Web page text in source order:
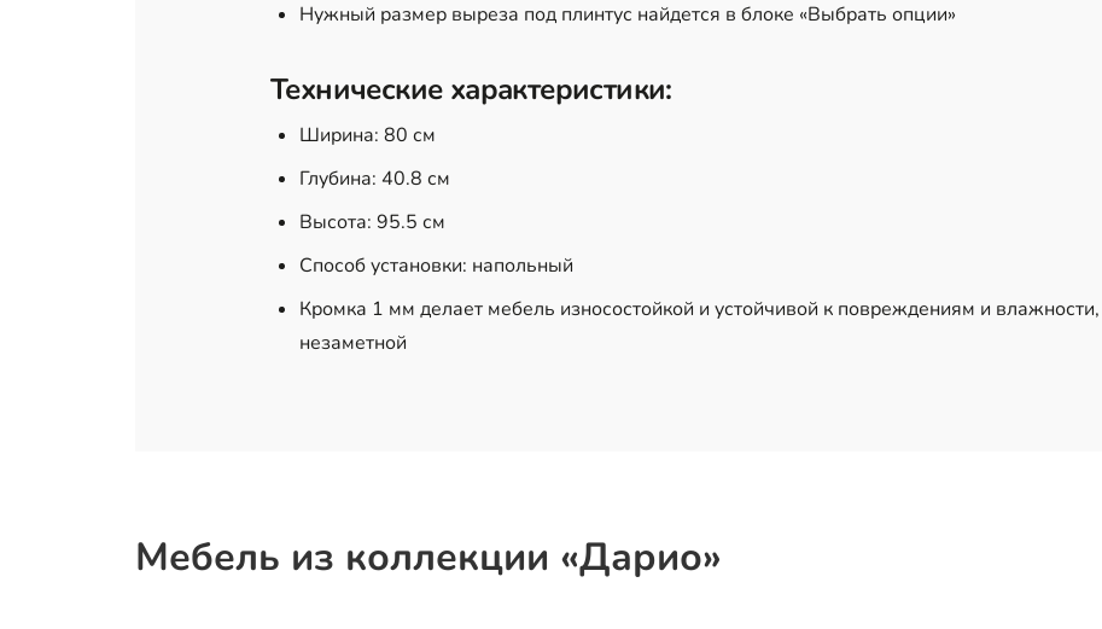
Нужный размер выреза под плинтус найдется в блоке «Выбрать опции»
Технические характеристики:
Ширина: 80 см
Глубина: 40.8 см
Высота: 95.5 см
Способ установки: напольный
Кромка 1 мм делает мебель износостойкой и устойчивой к повреждениям и влажности,
незаметной
Мебель из коллекции «Дарио»